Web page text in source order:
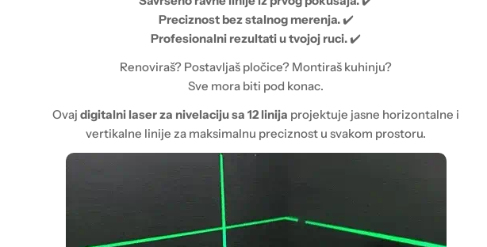
Preciznost bez stalnog merenja.✔️
Profesionalni rezultati u tvojoj ruci.✔️
Renoviraš? Postavljaš pločice? Montiraš kuhinju?
Sve mora biti pod konac.
Ovajdigitalni laser za nivelaciju sa 12 linija projektuje jasne horizontalne i
vertikalne linije za maksimalnu preciznost u svakom prostoru.